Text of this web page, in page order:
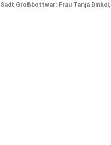
Sadt Großbottwar: Frau Tanja Dinkel